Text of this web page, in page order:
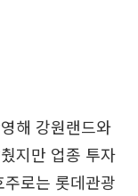
해 강원랜드와
지만 업종 투자
로는 롯데관광